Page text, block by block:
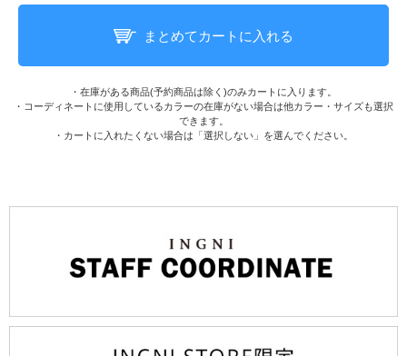
まとめてカートに入れる
・在庫がある商品(予約商品は除く)のみカートに入ります。
・コーディネートに使用しているカラーの在庫がない場合は他カラー・サイズも選択
できます。
・カートに入れたくない場合は「選択しない」を選んでください。